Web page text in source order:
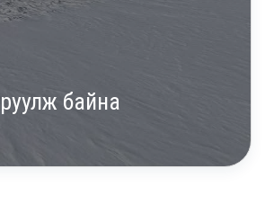
байна